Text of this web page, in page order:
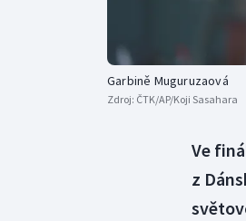
Garbině Muguruzaová
Zdroj: ČTK/AP/Koji Sasahara
Ve
z